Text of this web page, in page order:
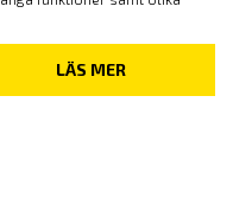
LÄS MER